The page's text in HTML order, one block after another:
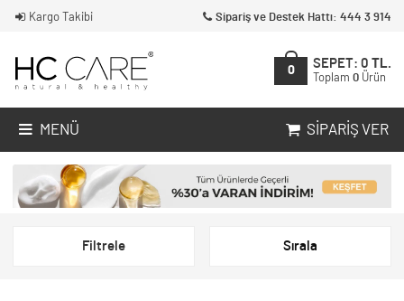
Kargo Takibi Sipariş ve Destek Hattı: 444 3 914
0
SEPET: 0 TL.
Toplam 0 Ürün
MENÜ SIPARIŞ VER
Filtrele Sırala